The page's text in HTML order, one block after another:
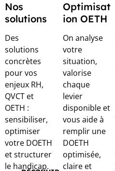
Nos
solutions
Des
solutions
concrètes
pour vos
enjeux RH,
QVCT et
OETH :
sensibiliser,
optimiser
votre DOETH
et structurer
le handicap.
Optimisat
ion OETH
On analyse
votre
situation,
valorise
chaque
levier
disponible et
vous aide à
remplir une
DOETH
optimisée,
claire et